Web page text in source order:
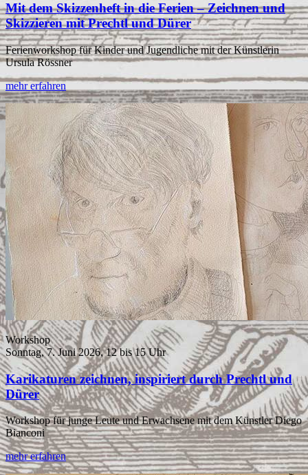
Mit dem Skizzenheft in die Ferien – Zeichnen und
Skizzieren mit Prechtl und Dürer
Ferienworkshop für Kinder und Jugendliche mit der Künstlerin
Ursula Rössner
mehr erfahren
Workshop
Sonntag, 7. Juni 2026, 12 bis 15 Uhr
Karikaturen zeichnen, inspiriert durch Prechtl und
Dürer
Workshop für junge Leute und Erwachsene mit dem Künstler Diego
Bianconi
mehr erfahren